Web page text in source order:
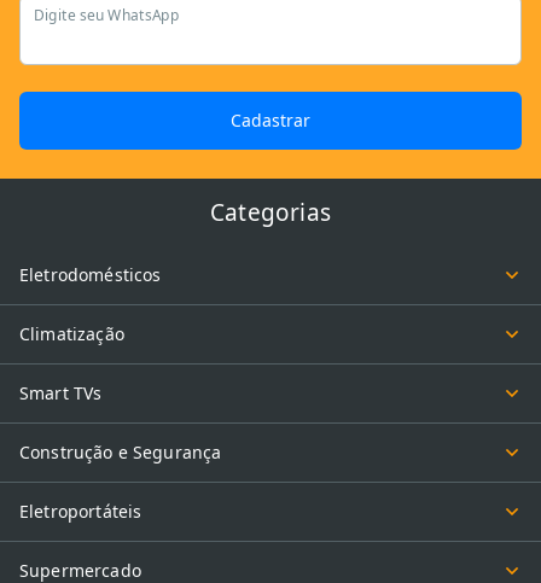
Digite seu WhatsApp
Cadastrar
Categorias
Eletrodomésticos
Climatização
Smart TVs
Construção e Segurança
Eletroportáteis
Supermercado